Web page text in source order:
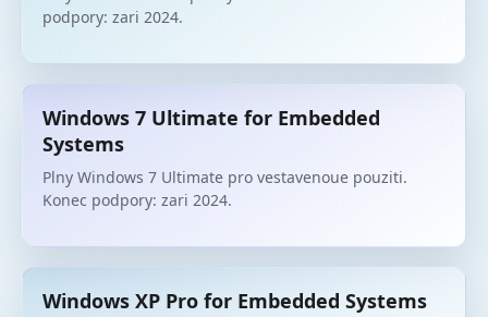
podpory: zari 2024.
Windows 7 Ultimate for Embedded
Systems
Plny Windows 7 Ultimate pro vestavenoue pouziti.
Konec podpory: zari 2024.
Windows XP Pro for Embedded Systems